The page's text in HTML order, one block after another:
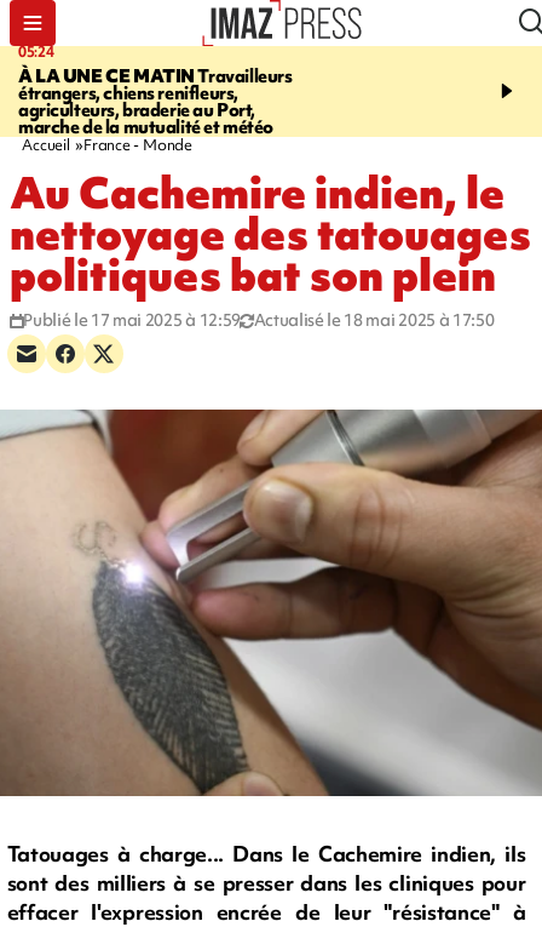
05:24
À LA UNE CE MATINTravailleurs
étrangers, chiens renifleurs,
agriculteurs, braderie au Port,
marche de la mutualité et météo
07:05
mobilisés pour traquer
Accueil France - Monde
Au Cachemire indien, le
nettoyage des tatouages
politiques bat son plein
Publié le 17 mai 2025 à 12:59 Actualisé le 18 mai 2025 à 17:50
Tatouages à charge... Dans le Cachemire indien, ils
sont des milliers à se presser dans les cliniques pour
effacer l'expression encrée de leur "résistance" à